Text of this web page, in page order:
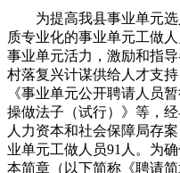
为提高我县事业单元选
质专业化的事业单元工做
事业单元活力，激励和指
村落复兴计谋供给人才支
《事业单元公开聘请人员
操做法子（试行）》等，
人力资本和社会保障局存
业单元工做人员91人。为
本简章（以下简称《聘请